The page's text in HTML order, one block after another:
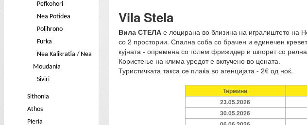
Pefkohori
Nea Potidea
Polihrono
Furka
Nea Kalikratia / Nea
Moudania
Siviri
Sithonia
Athos
Pieria
Vila Stela
Вила СТЕЛАе лоцирана во близина на игралиштето на
со 2 простории. Спална соба со брачен и единечен
кујната - опремена со голем фрижидер и шпорет со
Користење на клима уредот е вклучено во цената.
Туристичката такса се плаќа во агенцијата - 2€ од ноќ.
Термини
23.05.2026
30.05.2026